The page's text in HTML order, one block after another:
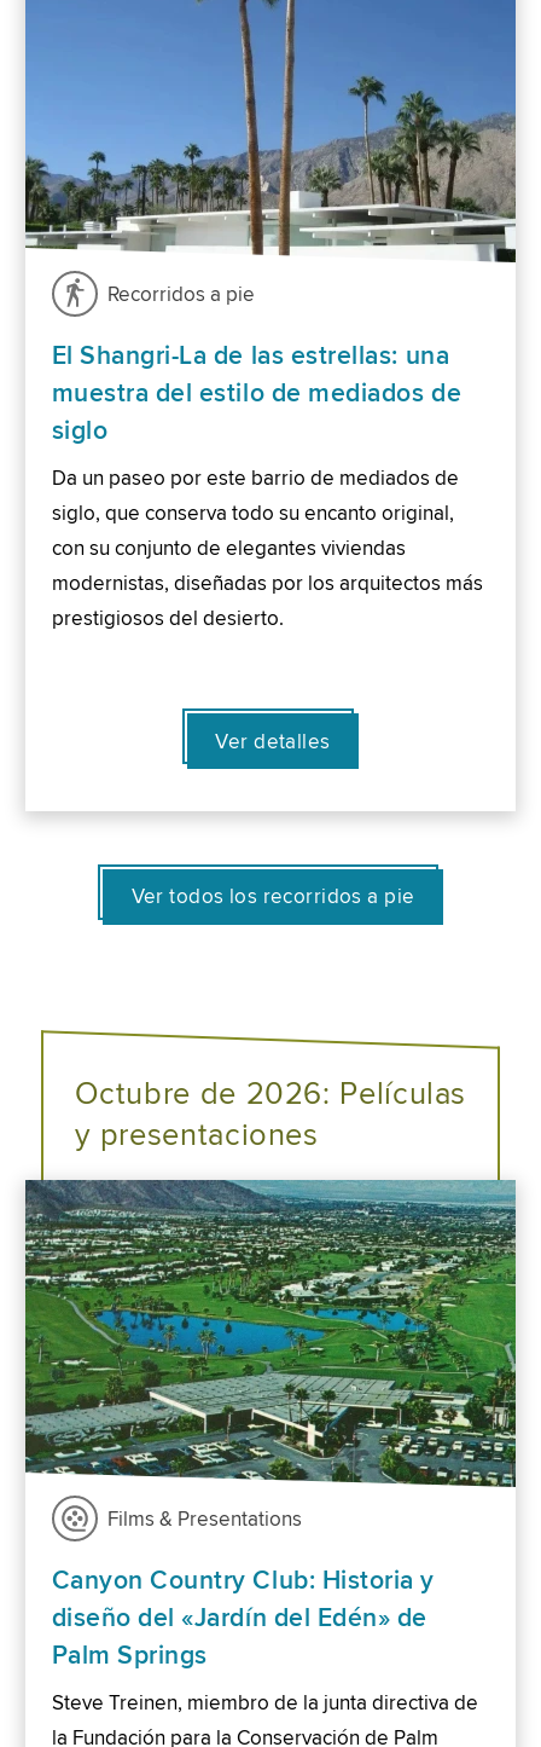
Recorridos a pie
El Shangri-La de las estrellas: una
muestra del estilo de mediados de
siglo
Da un paseo por este barrio de mediados de
siglo, que conserva todo su encanto original,
con su conjunto de elegantes viviendas
modernistas, diseñadas por los arquitectos más
prestigiosos del desierto.
Ver detalles
Ver todos los recorridos a pie
Octubre de 2026: Películas
y presentaciones
Films & Presentations
Canyon Country Club: Historia y
diseño del «Jardín del Edén» de
Palm Springs
Steve Treinen, miembro de la junta directiva de
la Fundación para la Conservación de Palm